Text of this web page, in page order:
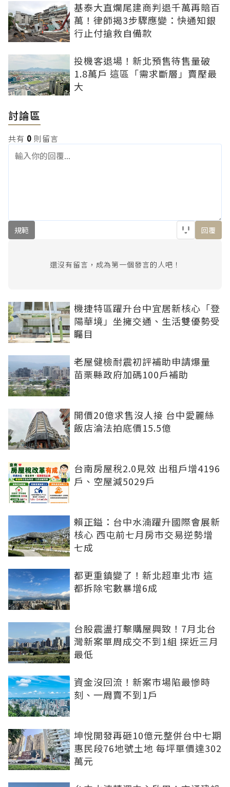
基泰大直爛尾建商判退千萬再賠百
萬！律師揭3步驟應變：快通知銀
行止付搶救自備款
投機客退場！新北預售待售量破
1.8萬戶 這區「需求斷層」賣壓最
大
討論區
共有 0 則留言
規範 回覆
還沒有留言，成為第一個發言的人吧！
機捷特區躍升台中宜居新核心「登
陽華境」坐擁交通、生活雙優勢受
矚目
老屋健檢耐震初評補助申請爆量
苗栗縣政府加碼100戶補助
開價20億求售沒人接 台中愛麗絲
飯店淪法拍底價15.5億
台南房屋稅2.0見效 出租戶增4196
戶、空屋減5029戶
賴正鎰：台中水湳躍升國際會展新
核心 西屯前七月房市交易逆勢增
七成
都更重鎮變了！新北超車北市 這
都拆除宅數暴增6成
台股震盪打擊購屋興致！7月北台
灣新案單周成交不到1組 探近三月
最低
資金沒回流！新案市場陷最慘時
刻、一周賣不到1戶
坤悅開發再砸10億元整併台中七期
惠民段76地號土地 每坪單價達302
萬元